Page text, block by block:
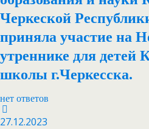
Черкеской
приняла участие на
утреннике для детей
школы г.Черкесска.
нет ответов
27.12.2023